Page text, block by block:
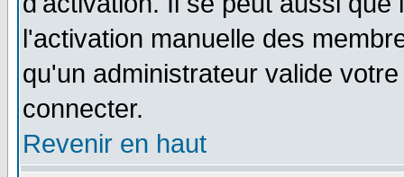
l'activation manuelle des
qu'un administrateur valide
connecter.
Revenir en haut